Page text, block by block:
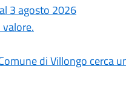
3 agosto 2026
di Villongo cerca